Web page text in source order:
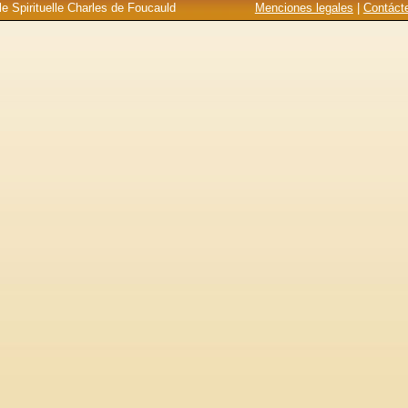
Menciones legales
Spirituelle Charles de Foucauld